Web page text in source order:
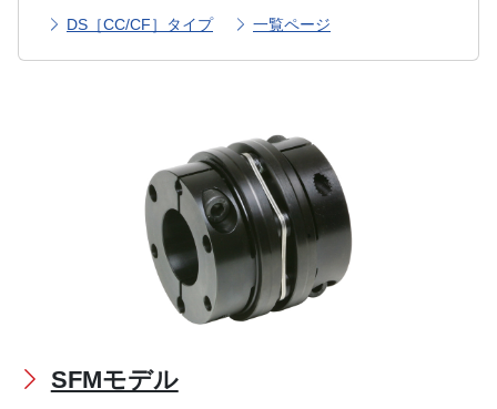
DS［CC/CF］タイプ
一覧ページ
SFMモデル